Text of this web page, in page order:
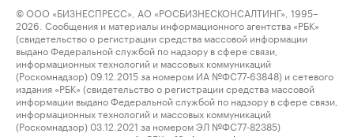
© ООО «БИЗНЕСПРЕСС», АО «РОСБИЗНЕСКОНСАЛТИНГ», 1995–
2026. Сообщения и материалы информационного агентства «РБК»
(свидетельство о регистрации средства массовой информации
выдано Федеральной службой по надзору в сфере связи,
информационных технологий и массовых коммуникаций
(Роскомнадзор) 09.12.2015 за номером ИА №ФС77-63848) и сетевого
издания «РБК» (свидетельство о регистрации средства массовой
информации выдано Федеральной службой по надзору в сфере связи,
информационных технологий и массовых коммуникаций
(Роскомнадзор) 03.12.2021 за номером ЭЛ №ФС77-82385)